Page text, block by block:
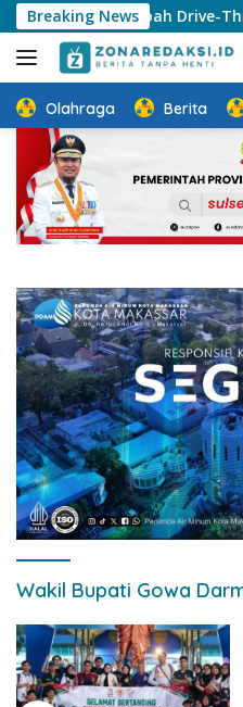
Langsung
ke
konten
Breaking News
Sampah Drive-Thru
Olahraga Berita
Wakil Bupati Gowa